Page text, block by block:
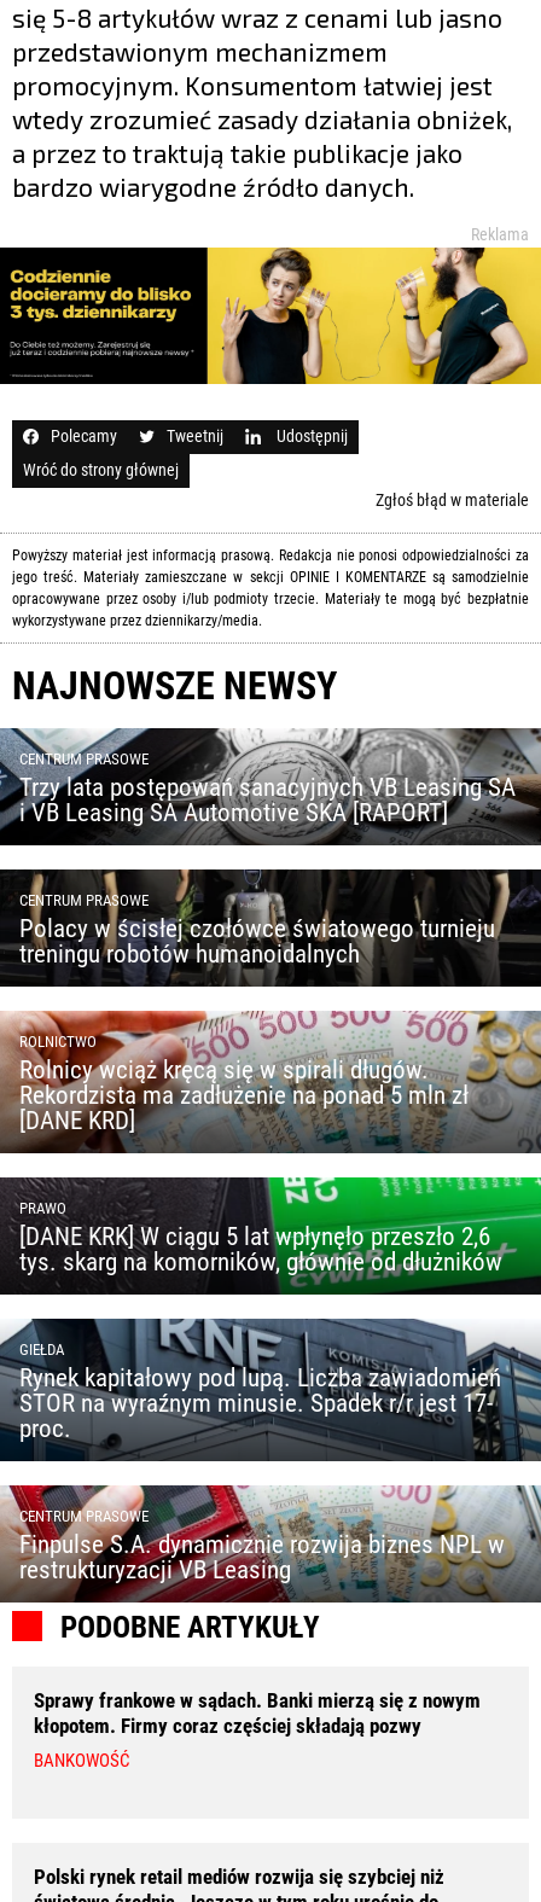
się 5-8 artykułów wraz z cenami lub jasno
przedstawionym mechanizmem
promocyjnym. Konsumentom łatwiej jest
wtedy zrozumieć zasady działania obniżek,
a przez to traktują takie publikacje jako
bardzo wiarygodne źródło danych.
Reklama
Polecamy Tweetnij
Udostępnij
Wróć do strony głównej
Zgłoś błąd w materiale
Powyższy materiał jest informacją prasową. Redakcja nie ponosi odpowiedzialności za
jego treść. Materiały zamieszczane w sekcji OPINIE I KOMENTARZE są samodzielnie
opracowywane przez osoby i/lub podmioty trzecie. Materiały te mogą być bezpłatnie
wykorzystywane przez dziennikarzy/media.
NAJNOWSZE NEWSY
CENTRUM PRASOWE
Trzy lata postępowań sanacyjnych VB Leasing SA
i VB Leasing SA Automotive SKA [RAPORT]
CENTRUM PRASOWE
Polacy w ścisłej czołówce światowego turnieju
treningu robotów humanoidalnych
ROLNICTWO
Rolnicy wciąż kręcą się w spirali długów.
Rekordzista ma zadłużenie na ponad 5 mln zł
[DANE KRD]
PRAWO
[DANE KRK] W ciągu 5 lat wpłynęło przeszło 2,6
tys. skarg na komorników, głównie od dłużników
GIEŁDA
Rynek kapitałowy pod lupą. Liczba zawiadomień
STOR na wyraźnym minusie. Spadek r/r jest 17-
proc.
CENTRUM PRASOWE
Finpulse S.A. dynamicznie rozwija biznes NPL w
restrukturyzacji VB Leasing
PODOBNE ARTYKUŁY
Sprawy frankowe w sądach. Banki mierzą się z nowym
kłopotem. Firmy coraz częściej składają pozwy
BANKOWOŚĆ
Polski rynek retail mediów rozwija się szybciej niż